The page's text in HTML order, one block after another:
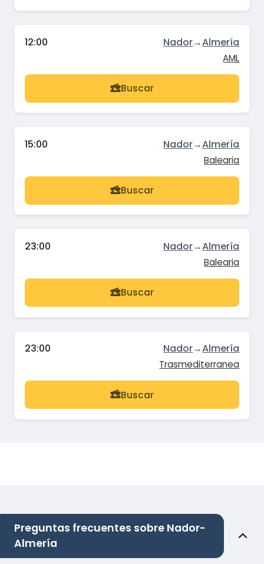
12:00 Nador→Almería
AML
Buscar
15:00 Nador→Almería
Balearia
Buscar
23:00 Nador→Almería
Balearia
Buscar
23:00 Nador→Almería
Trasmediterranea
Buscar
Preguntas frecuentes sobre Nador-
Almería